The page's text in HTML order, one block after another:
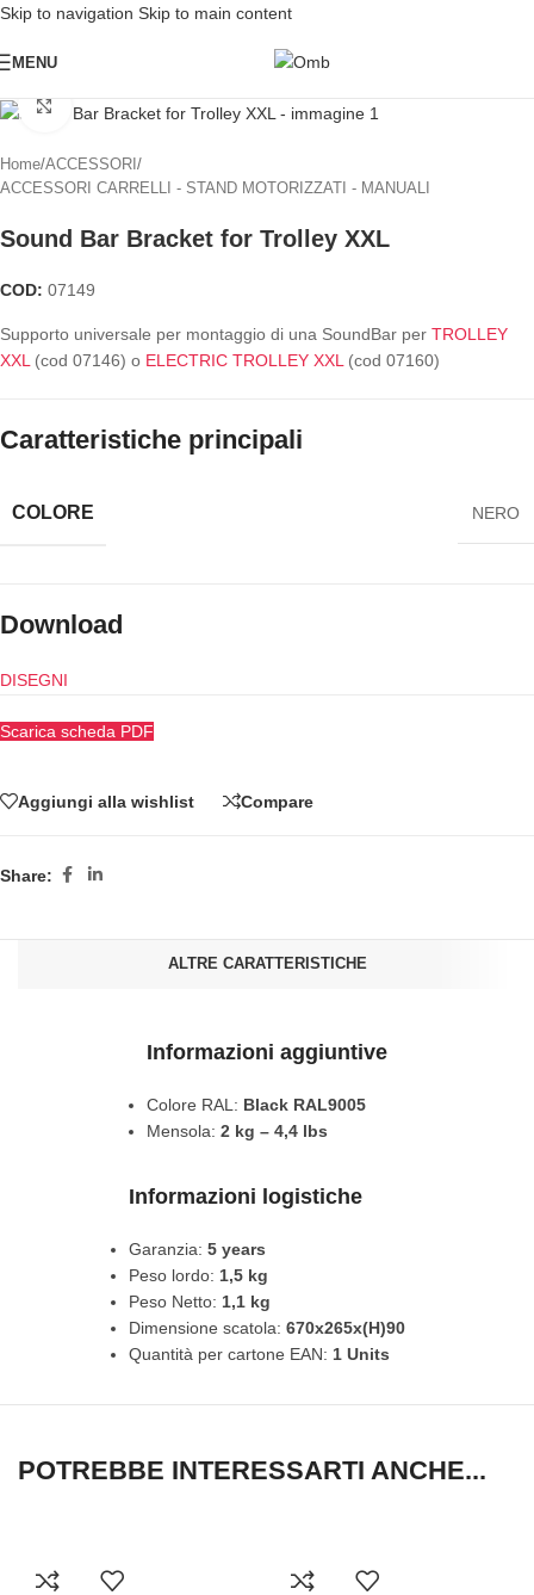
Skip to navigation Skip to main content
MENU
Click to enlarge
Home/ACCESSORI /
ACCESSORI CARRELLI - STAND MOTORIZZATI - MANUALI
Sound Bar Bracket for Trolley XXL
COD: 07149
Supporto universale per montaggio di una SoundBar per TROLLEY
XXL(cod 07146) o ELECTRIC TROLLEY XXL(cod 07160)
Caratteristiche principali
COLORE NERO
Download
DISEGNI
Scarica scheda PDF
Aggiungi alla wishlist Compare
Share:
ALTRE CARATTERISTICHE
Informazioni aggiuntive
Colore RAL: Black RAL9005
Mensola: 2 kg – 4,4 lbs
Informazioni logistiche
Garanzia: 5 years
Peso lordo: 1,5 kg
Peso Netto: 1,1 kg
Dimensione scatola: 670x265x(H)90
Quantità per cartone EAN: 1 Units
POTREBBE INTERESSARTI ANCHE...